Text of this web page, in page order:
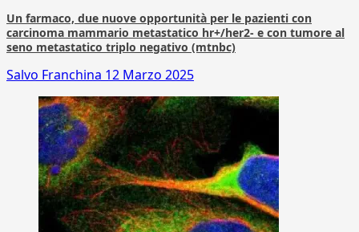
Un farmaco, due nuove opportunità per le pazienti con
carcinoma mammario metastatico hr+/her2- e con tumore al
seno metastatico triplo negativo (mtnbc)
Salvo Franchina 12 Marzo 2025